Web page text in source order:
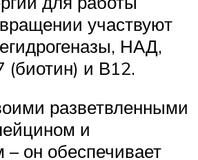
участвуют
НАД,
и В12.
разветвленными
и
он обеспечивает